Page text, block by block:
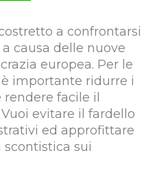
a confrontarsi
causa delle nuove
europea. Per le
è importante ridurre i
facile il
evitare il fardello
ed approfittare
sui